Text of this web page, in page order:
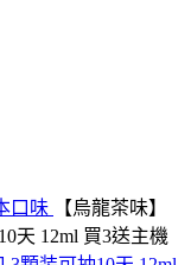
口味
【烏龍茶味】
天 12ml 買3送主機